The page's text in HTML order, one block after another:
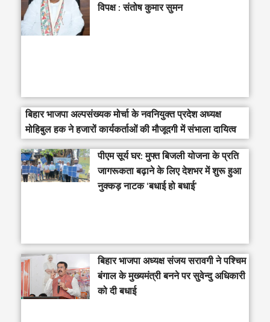
विपक्ष : संतोष कुमार सुमन
बिहार भाजपा अल्पसंख्यक मोर्चा के नवनियुक्त प्रदेश अध्यक्ष
मोहिबुल हक ने हजारों कार्यकर्ताओं की मौजूदगी में संभाला दायित्व
पीएम सूर्य घर: मुफ्त बिजली योजना के प्रति
जागरूकता बढ़ाने के लिए देशभर में शुरू हुआ
नुक्कड़ नाटक ‘बधाई हो बधाई’
‎बिहार भाजपा अध्यक्ष संजय सरावगी ने पश्चिम
बंगाल के मुख्यमंत्री बनने पर सुवेन्दु अधिकारी
को दी बधाई